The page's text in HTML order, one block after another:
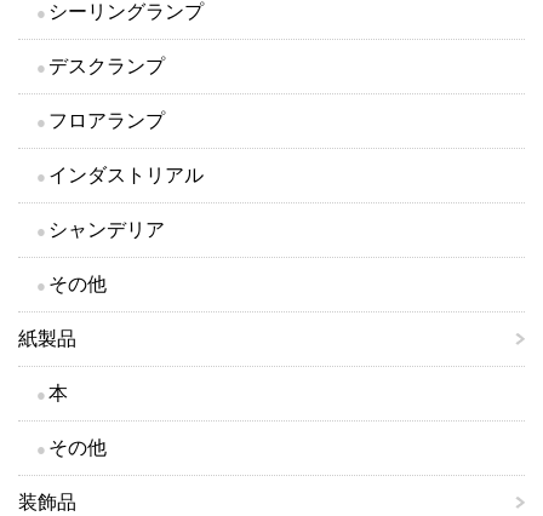
シーリングランプ
デスクランプ
フロアランプ
インダストリアル
シャンデリア
その他
紙製品
本
その他
装飾品